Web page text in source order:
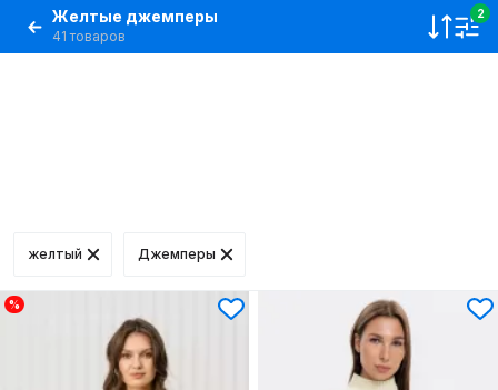
Желтые джемперы
41 товаров
2
желтый Джемперы
%